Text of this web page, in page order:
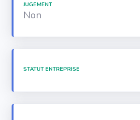
JUGEMENT
Non
STATUT ENTREPRISE